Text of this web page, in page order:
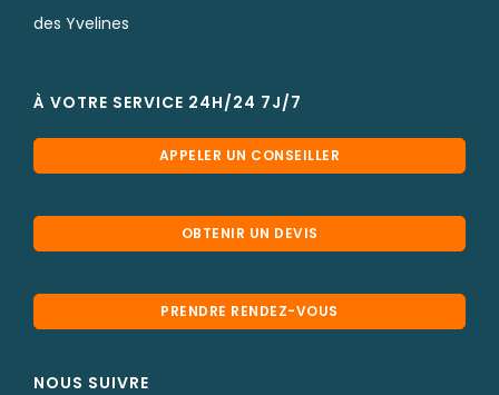
des Yvelines
À VOTRE SERVICE 24H/24 7J/7
APPELER UN CONSEILLER
OBTENIR UN DEVIS
PRENDRE RENDEZ-VOUS
NOUS SUIVRE